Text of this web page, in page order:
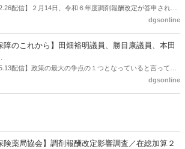
、会員薬局から安定供給確保への強い要望があったことを
定供給確保が見込めるPPI３成分について銘柄を含めて選定
配信】２月14日、令和６年度調剤報酬改定が答申され
では、厚生労働省保険局医療課・薬剤管理官の安川孝志氏
dgsonline
障のこれから】田畑裕明議員、勝目康議員、本田
配信】政策の最大の争点の１つとなっていると言っても
社会保障のこれからのあり方だ。特に与党では、政府関係者
dgsonline
険薬局協会】調剤報酬改定影響調査／在総加算２